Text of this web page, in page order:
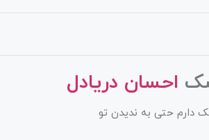
احسان دریادل
دارم حتی به ندیدن تو